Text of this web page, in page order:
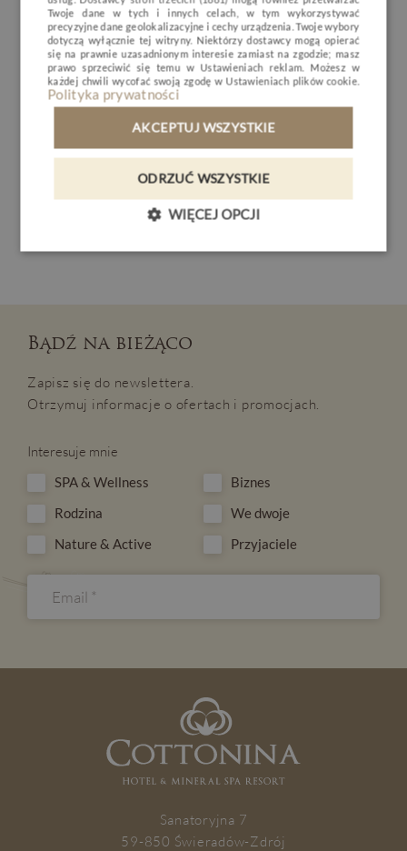
RESTAURACJA
NATURE & ACTIVE
BIZNES
GALERIA
KONTAKT
REZERWACJA
naturalnych witamin i antyoksydantów. Doskonała dla
cery zmęczonej, potrzebującej wsparcia w walce ze
stresem cywilizacyjnym i wolnymi rodnikami.
Nowe zabiegi Alkemie dostępne w Cottonina Villa &
pielęgnacji cery w zgodzie z naturą.
Justyna Żukowska-Bodnar- Doradca ds. SPA
Bądź na bieżąco
Zapisz się do newslettera.
Otrzymuj informacje o ofertach i promocjach.
Interesuje mnie
SPA & Wellness
Biznes
Rodzina
We dwoje
Nature & Active
Przyjaciele
ZAPISZ SIĘ
Sanatoryjna 7
59-850 Świeradów-Zdrój
CZECH
Twoje dane w tych i innych celach, w tym wykorzystywać
precyzyjne dane geolokalizacyjne i cechy urządzenia. Twoje wybory
dotyczą wyłącznie tej witryny. Niektórzy dostawcy mogą opierać
się na prawnie uzasadnionym interesie zamiast na zgodzie; masz
prawo sprzeciwić się temu w Ustawieniach reklam. Możesz w
każdej chwili wycofać swoją zgodę w Ustawieniach plików cookie
Polityka prywatności
AKCEPTUJ WSZYSTKIE
ODRZUĆ WSZYSTKIE
WIĘCEJ OPCJI